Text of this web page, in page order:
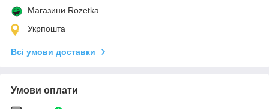
Магазини Rozetka
Укрпошта
Всі умови доставки
Умови оплати